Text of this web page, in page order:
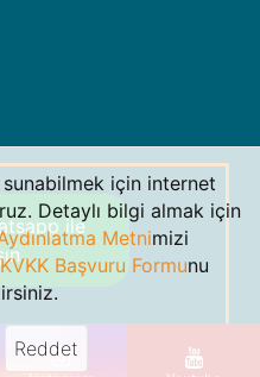
için internet
Detaylı bilgi almak için
Metnimizi
KVKK Başvuru Formunu
Reddet
ile